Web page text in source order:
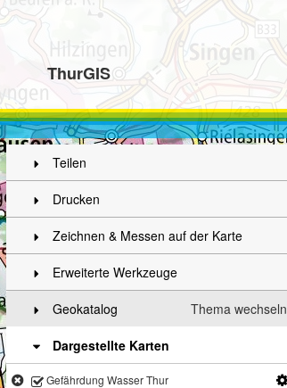
ThurGIS
Teilen
Drucken
Zeichnen & Messen auf der Karte
Erweiterte Werkzeuge
Thema wechseln
Geokatalog
Dargestellte Karten
Gefährdung Wasser Thur